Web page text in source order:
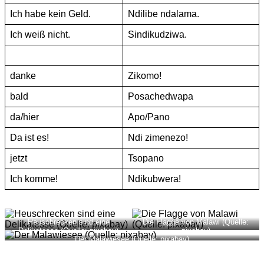
Ich habe kein Geld. Ndilibe ndalama.
Ich weiß nicht. Sindikudziwa.
danke Zikomo!
bald Posachedwapa
da/hier Apo/Pano
Da ist es! Ndi zimenezo!
jetzt Tsopano
Ich komme! Ndikubwera!
Heuschrecken sind eine
Delikatesse (Quelle: pixabay)
Die Flagge von Malawi (Quelle:
pixabay)
Der Malawiesee (Quelle: pixabay)